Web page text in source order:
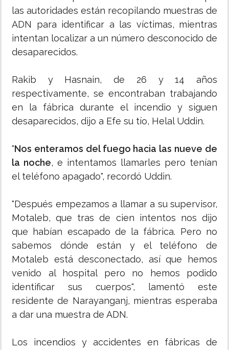
las autoridades están recopilando muestras de
ADN para identificar a las víctimas, mientras
intentan localizar a un número desconocido de
desaparecidos.
Rakib y Hasnain, de 26 y 14 años
respectivamente, se encontraban trabajando
en la fábrica durante el incendio y siguen
desaparecidos, dijo a Efe su tío, Helal Uddin.
"Nos enteramos del fuego hacia las nueve de
la noche, e intentamos llamarles pero tenían
el teléfono apagado", recordó Uddin.
"Después empezamos a llamar a su supervisor,
Motaleb, que tras de cien intentos nos dijo
que habían escapado de la fábrica. Pero no
sabemos dónde están y el teléfono de
Motaleb está desconectado, así que hemos
venido al hospital pero no hemos podido
identificar sus cuerpos", lamentó este
residente de Narayanganj, mientras esperaba
a dar una muestra de ADN.
Los incendios y accidentes en fábricas de